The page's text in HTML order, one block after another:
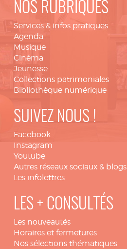
NOS RUBRIQUES
Services & infos pratiques
Agenda
Musique
Cinéma
Jeunesse
Collections patrimoniales
Bibliothèque numérique
SUIVEZ NOUS !
Facebook
Instagram
Youtube
Autres réseaux sociaux & blogs
Les infolettres
LES + CONSULTÉS
Les nouveautés
Horaires et fermetures
Nos sélections thématiques